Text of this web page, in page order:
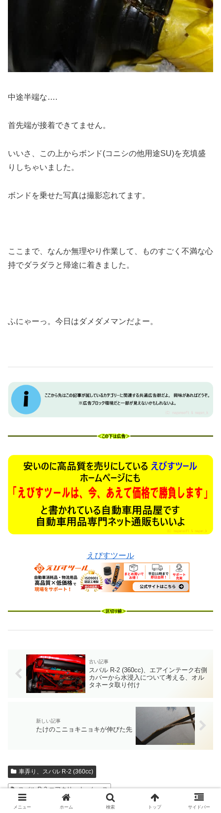
中途半端な….
首先端が接着できてません。
いいさ、この上からボンド(コニシの他用途SU)を充填盛
りしちゃいました。
ボンドを乗せた写真は撮影忘れてます。
ここまで、なんか無理やり作業して、ものすごく不満な心
持でダラダラと帰途に着きました。
ふにゃーっ。今日はダメダメマンだよー。
えびすツール
スバル R-2 (360cc)、エアインテーク右側
カバーから水浸入について考える、オル
タネータ取り付け
たけのこニョキニョキが伸びた先
車弄り、スバル R-2 (360cc)
スバル R-2 エアクリーナーケース
スバル R-2 エンジンフードキャッチ
メニュー ホーム 検索 トップ サイドバー